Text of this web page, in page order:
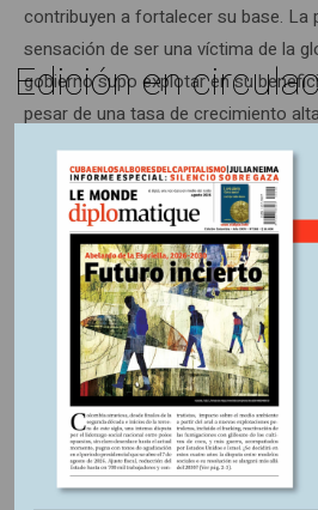
contribuyen a fortalecer su base. La
sensación de ser una víctima de la
gobierno supo explotar en su
pesar de una tasa de crecimiento
servicio de la deuda aumentó y, en
Monetario Internacional suspendió
exigiendo una drástica devaluación,
ha depreciado en relación con el
2012). Las sanciones económicas,
tarifas preferenciales de acceso al
interpretadas como señales de un
cosmopolita contra la
pequeñas.
La constante apelación al
los militantes locales en una
Edición en